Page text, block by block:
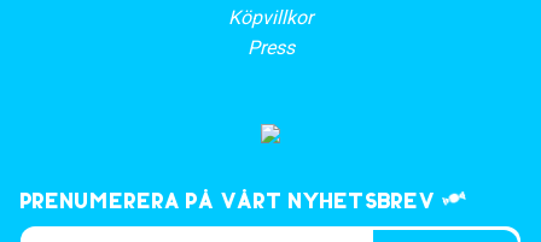
Köpvillkor
Press
Prenumerera på vårt nyhetsbrev